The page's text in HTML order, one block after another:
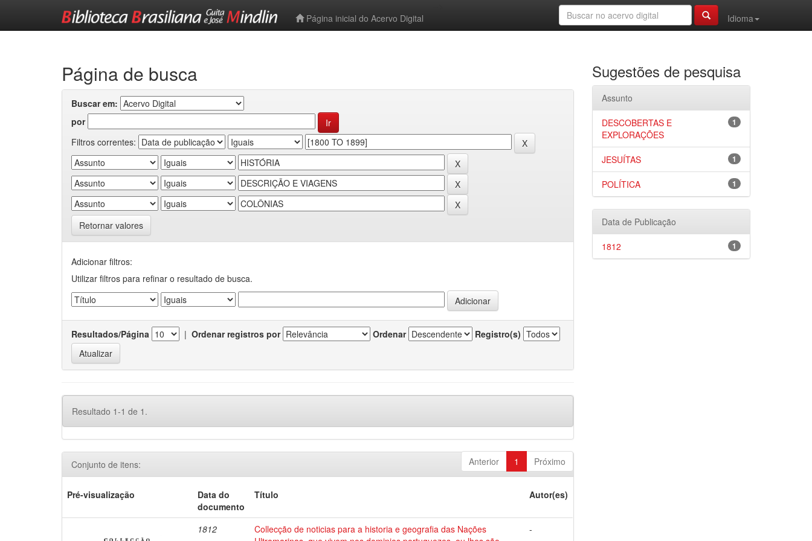
Página inicial do Acervo Digital
Idioma
Página de busca
Buscar em:
por
Filtros correntes:
Retornar valores
Adicionar filtros:
Utilizar filtros para refinar o resultado de busca.
Resultados/Página | Ordenar registros por Ordenar Registro(s)
Resultado 1-1 de 1.
Anterior 1 Próximo
Conjunto de itens:
Pré-visualização
Data do
documento
Título Autor(es)
1812
Collecção de noticias para a historia e geografia das Nações
-
Sugestões de pesquisa
Assunto
1
DESCOBERTAS E
EXPLORAÇÕES
1
JESUÍTAS
1
POLÍTICA
Data de Publicação
1
1812